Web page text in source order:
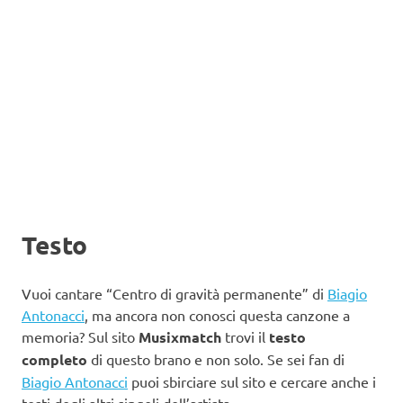
Testo
Vuoi cantare “Centro di gravità permanente” di Biagio
Antonacci , ma ancora non conosci questa canzone a
memoria? Sul sito Musixmatch trovi il testo
completo di questo brano e non solo. Se sei fan di
Biagio Antonacci puoi sbirciare sul sito e cercare anche i